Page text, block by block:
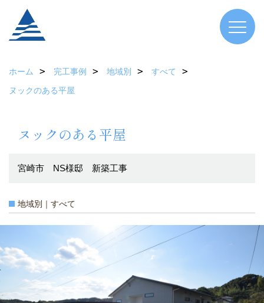
ホーム 完工事例 地域別
すべて
ヌックのある平屋
ヌックのある平屋
宮崎市 NS様邸 新築工事
地域別｜すべて